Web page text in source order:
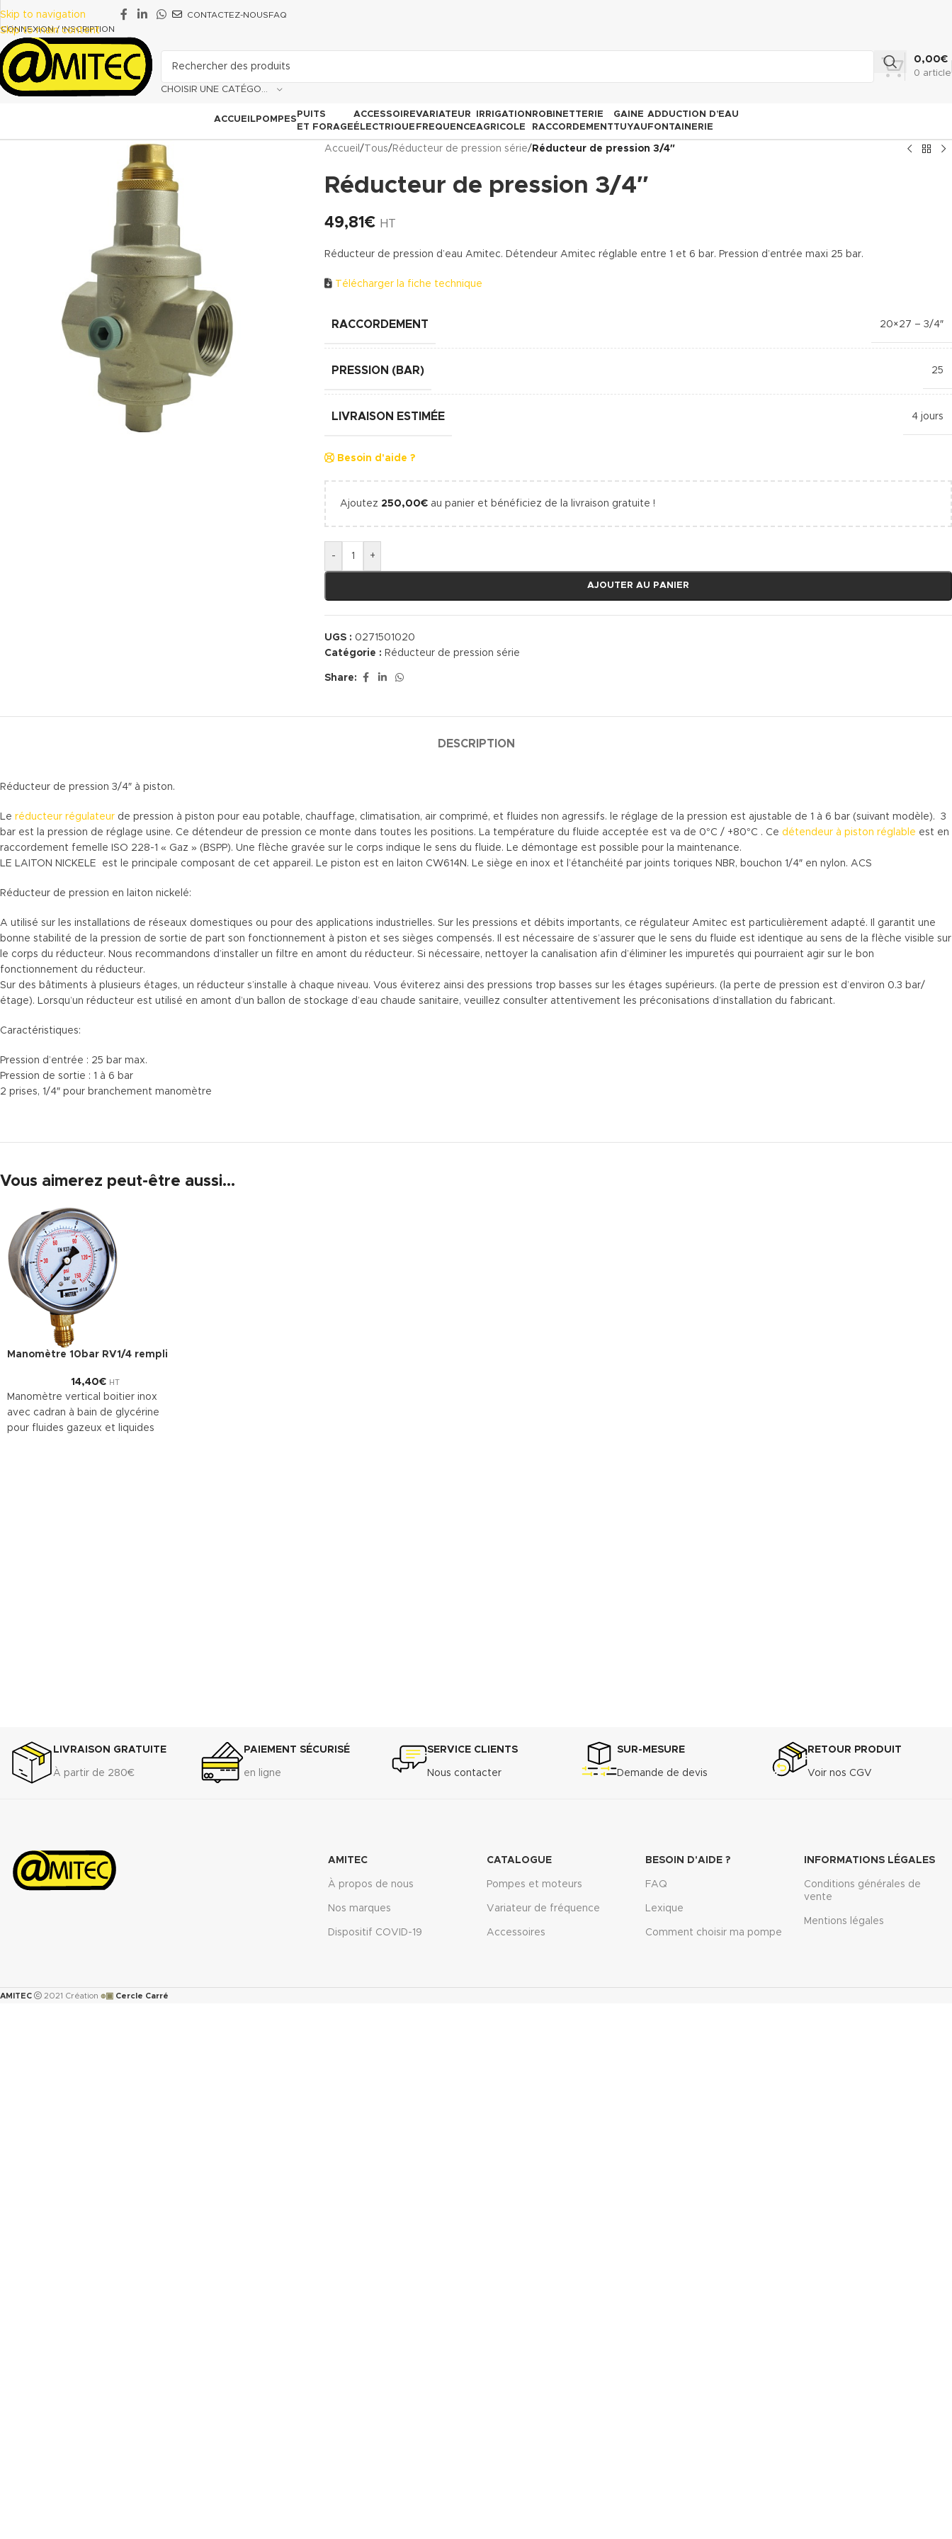
Skip to navigation
Skip to main content
CONNEXION / INSCRIPTION
CONTACTEZ-NOUSFAQ
0 article
0,00€
ACCUEILPOMPES
PUITS
ET FORAGE
ACCESSOIRE
ÉLECTRIQUE
VARIATEUR
FREQUENCE
IRRIGATION
AGRICOLE
ROBINETTERIE
RACCORDEMENT
GAINE
TUYAU
ADDUCTION D’EAU
FONTAINERIE
Accueil / Tous/ Réducteur de pression série/ Réducteur de pression 3/4″
Réducteur de pression 3/4″
49,81 € HT
Réducteur de pression d’eau Amitec. Détendeur Amitec réglable entre 1 et 6 bar. Pression d’entrée maxi 25 bar.
Télécharger la fiche technique
RACCORDEMENT 20×27 – 3/4″
PRESSION (BAR) 25
LIVRAISON ESTIMÉE 4 jours
Besoin d'aide ?
Ajoutez 250,00€ au panier et bénéficiez de la livraison gratuite !
- +
AJOUTER AU PANIER
UGS : 0271501020
Catégorie : Réducteur de pression série
Share:
DESCRIPTION
Réducteur de pression 3/4″ à piston.
Le réducteur régulateur de pression à piston pour eau potable, chauffage, climatisation, air comprimé, et fluides non agressifs. le réglage de la pression est ajustable de 1 à 6 bar (suivant modèle). 3
bar est la pression de réglage usine. Ce détendeur de pression ce monte dans toutes les positions. La température du fluide acceptée est va de 0°C / +80°C . Ce détendeur à piston réglable est en
raccordement femelle ISO 228-1 « Gaz » (BSPP). Une flèche gravée sur le corps indique le sens du fluide. Le démontage est possible pour la maintenance.
LE LAITON NICKELE est le principale composant de cet appareil. Le piston est en laiton CW614N. Le siège en inox et l’étanchéité par joints toriques NBR, bouchon 1/4″ en nylon. ACS
Réducteur de pression en laiton nickelé:
A utilisé sur les installations de réseaux domestiques ou pour des applications industrielles. Sur les pressions et débits importants, ce régulateur Amitec est particulièrement adapté. Il garantit une
bonne stabilité de la pression de sortie de part son fonctionnement à piston et ses sièges compensés. Il est nécessaire de s’assurer que le sens du fluide est identique au sens de la flèche visible sur
le corps du réducteur. Nous recommandons d’installer un filtre en amont du réducteur. Si nécessaire, nettoyer la canalisation afin d’éliminer les impuretés qui pourraient agir sur le bon
fonctionnement du réducteur.
Sur des bâtiments à plusieurs étages, un réducteur s’installe à chaque niveau. Vous éviterez ainsi des pressions trop basses sur les étages supérieurs. (la perte de pression est d’environ 0.3 bar/
étage). Lorsqu’un réducteur est utilisé en amont d’un ballon de stockage d’eau chaude sanitaire, veuillez consulter attentivement les préconisations d’installation du fabricant.
Caractéristiques:
Pression d’entrée : 25 bar max.
Pression de sortie : 1 à 6 bar
2 prises, 1/4″ pour branchement manomètre
Vous aimerez peut-être aussi…
Manomètre 10bar RV1/4 rempli
14,40€ HT
Manomètre vertical boitier inox
avec cadran à bain de glycérine
pour fluides gazeux et liquides
LIVRAISON GRATUITE
À partir de 280€
PAIEMENT SÉCURISÉ
en ligne
SERVICE CLIENTS
Nous contacter
SUR-MESURE
Demande de devis
RETOUR PRODUIT
Voir nos CGV
AMITEC
À propos de nous
Nos marques
Dispositif COVID-19
CATALOGUE
Pompes et moteurs
Variateur de fréquence
Accessoires
BESOIN D'AIDE ?
FAQ
Lexique
Comment choisir ma pompe
INFORMATIONS LÉGALES
Conditions générales de
vente
Mentions légales
AMITEC 2021 Création ๏▣ Cercle Carré